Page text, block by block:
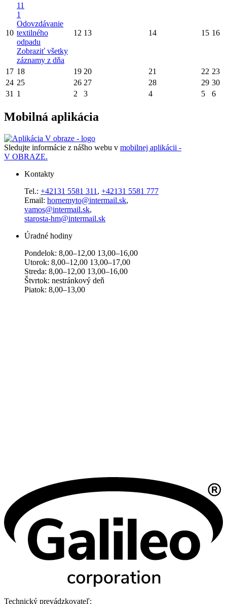
10
11
1
Odovzdávanie
textilného
odpadu
Zobraziť všetky
záznamy z dňa
12 13 14 15 16
17 18 19 20 21 22 23
24 25 26 27 28 29 30
31 1 2 3 4 5 6
Mobilná aplikácia
Sledujte informácie z nášho webu v mobilnej aplikácii -
V OBRAZE.
Kontakty
Tel.: +42131 5581 311 , +42131 5581 777
Email: hornemyto@intermail.sk,
vamos@intermail.sk,
starosta-hm@intermail.sk
Úradné hodiny
Pondelok: 8,00–12,00 13,00–16,00
Utorok: 8,00–12,00 13,00–17,00
Streda: 8,00–12,00 13,00–16,00
Štvrtok: nestránkový deň
Piatok: 8,00–13,00
Technický prevádzkovateľ: